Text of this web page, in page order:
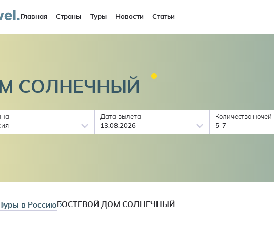
Главная Страны Туры Новости Статьи
СОЛНЕЧНЫЙ
Дата вылета
13.08.2026
Количество ночей
5-7
Туры в Россию ГОСТЕВОЙ ДОМ СОЛНЕЧНЫЙ